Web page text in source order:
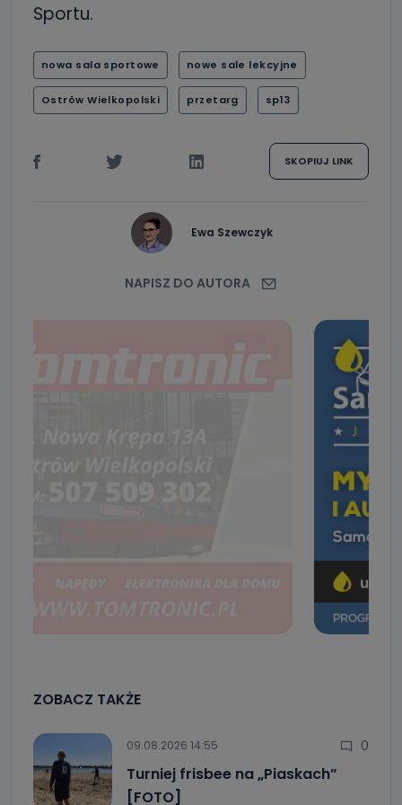
Sportu.
nowa sala sportowe nowe sale lekcyjne
Ostrów Wielkopolski przetarg sp13
SKOPIUJ LINK
Ewa Szewczyk
NAPISZ DO AUTORA
ZOBACZ TAKŻE
09.08.2026 14:55 0
Turniej frisbee na „Piaskach”
[FOTO]